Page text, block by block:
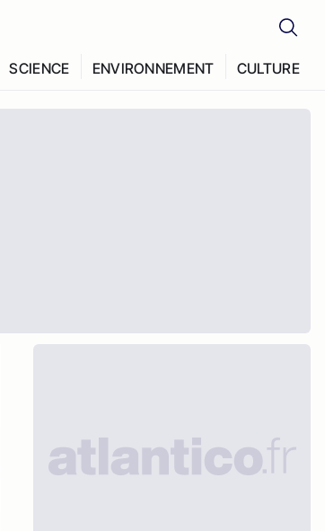
SCIENCE ENVIRONNEMENT CULTURE